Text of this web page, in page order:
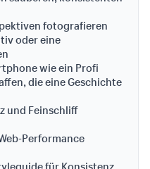
fotografieren
oder eine
wie ein Profi
die eine Geschichte
und Feinschliff
Performance
für Konsistenz